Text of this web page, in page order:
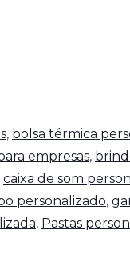
, bolsa térmica
empresas,
caixa de som
personalizado,
, Pastas